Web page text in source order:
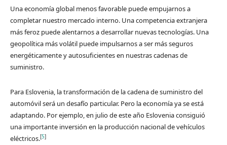
Una economía global menos favorable puede empujarnos a
completar nuestro mercado interno. Una competencia extranjera
más feroz puede alentarnos a desarrollar nuevas tecnologías. Una
geopolítica más volátil puede impulsarnos a ser más seguros
energéticamente y autosuficientes en nuestras cadenas de
suministro.
Para Eslovenia, la transformación de la cadena de suministro del
automóvil será un desafío particular. Pero la economía ya se está
adaptando. Por ejemplo, en julio de este año Eslovenia consiguió
una importante inversión en la producción nacional de vehículos
eléctricos.[5]